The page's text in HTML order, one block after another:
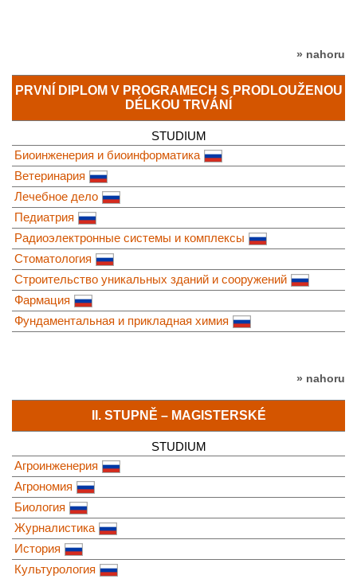
» nahoru
PRVNÍ DIPLOM V PROGRAMECH S PRODLOUŽENOU
DÉLKOU TRVÁNÍ
STUDIUM
Биоинженерия и биоинформатика
Ветеринария
Лечебное дело
Педиатрия
Радиоэлектронные системы и комплексы
Стоматология
Строительство уникальных зданий и сооружений
Фармация
Фундаментальная и прикладная химия
» nahoru
II. STUPNĚ – MAGISTERSKÉ
STUDIUM
Агроинженерия
Агрономия
Биология
Журналистика
История
Культурология